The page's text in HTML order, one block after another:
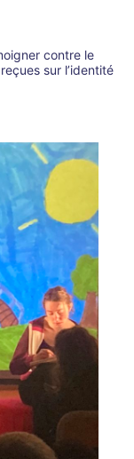
contre le
sur l’identité